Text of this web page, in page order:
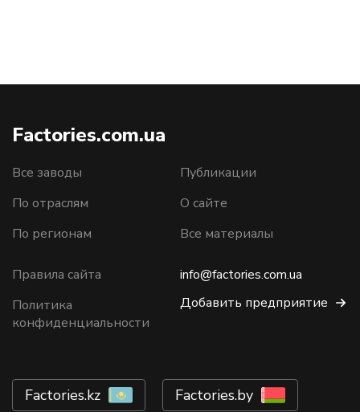
Factories.com.ua
Все заводы
По отраслям
По регионам
Публикации
О сайте
Все материалы
Правила сайта
Политика
конфиденциальности
info@factories.com.ua
Добавить предприятие
Factories.kz Factories.by